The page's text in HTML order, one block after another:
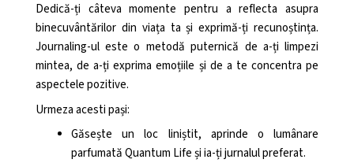
Dedică-ți câteva momente pentru a reflecta asupra
binecuvântărilor din viața ta și exprimă-ți recunoștința.
Journaling-ul este o metodă puternică de a-ți limpezi
mintea, de a-ți exprima emoțiile și de a te concentra pe
aspectele pozitive.
Urmeza acesti pași:
Găsește un loc liniștit, aprinde o lumânare
parfumată Quantum Life și ia-ți jurnalul preferat.